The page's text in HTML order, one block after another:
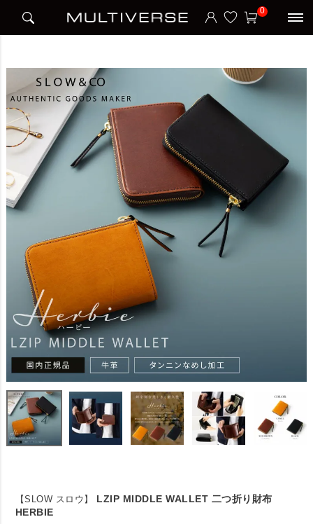
0
LZIP MIDDLE WALLET 二つ折り財布 HERBIE
【SLOW スロウ】
LZIP MIDDLE WALLET 二つ折り財布
HERBIE